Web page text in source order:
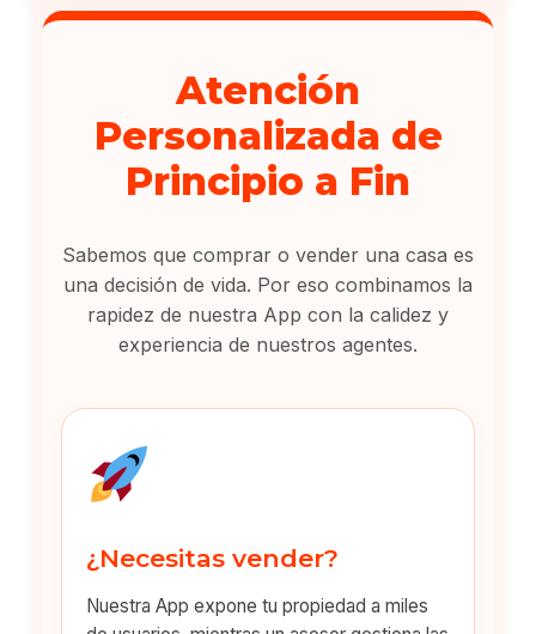
Atención
Personalizada de
Principio a Fin
Sabemos que comprar o vender una casa es
una decisión de vida. Por eso combinamos la
rapidez de nuestra App con la calidez y
experiencia de nuestros agentes.
¿Necesitas vender?
Nuestra App expone tu propiedad a miles